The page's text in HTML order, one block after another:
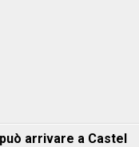
arrivare a Castel